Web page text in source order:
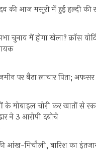
की आज मसूरी में हुई हल्दी की
चुनाव में होगा खेला? क्रॉस
पर बैठा लाचार पिता; अफसर
के मोबाइल चोरी कर खातों से
ने 3 आरोपी दबोचे
आंख-मिचौली, बारिश का